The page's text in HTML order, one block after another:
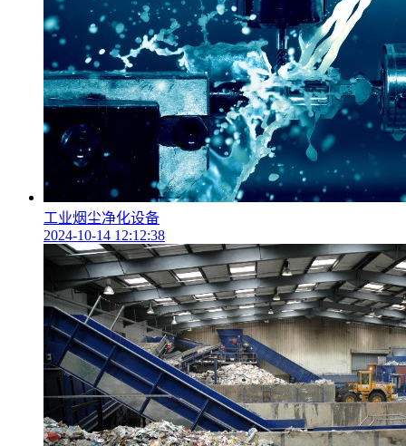
工业烟尘净化设备
2024-10-14 12:12:38